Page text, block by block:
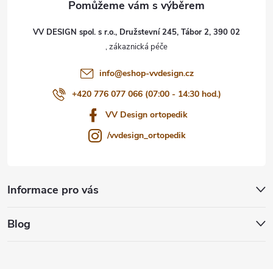
VV DESIGN spol. s r.o., Družstevní 245, Tábor 2, 390 02
info@eshop-vvdesign.cz
+420 776 077 066 (07:00 - 14:30 hod.)
VV Design ortopedik
/vvdesign_ortopedik
Informace pro vás
Blog